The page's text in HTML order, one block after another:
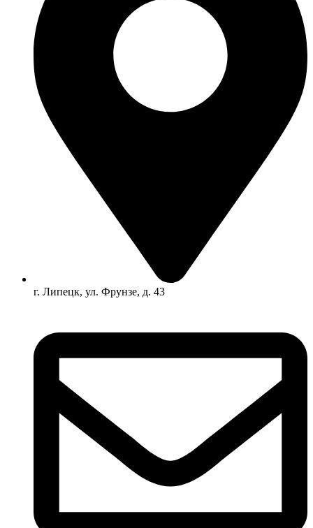
г. Липецк, ул. Фрунзе, д. 43